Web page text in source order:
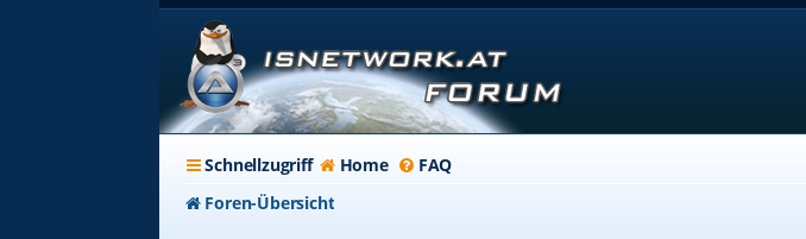
Schnellzugriff Home FAQ
Foren-Übersicht